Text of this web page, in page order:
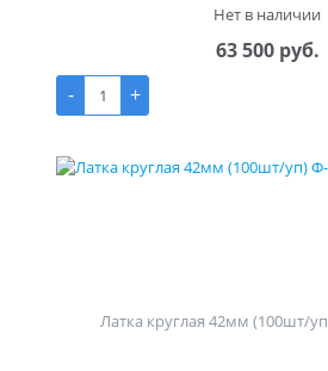
Нет в наличии
63 500 руб.
-
+
Латка круглая 42мм (100шт/